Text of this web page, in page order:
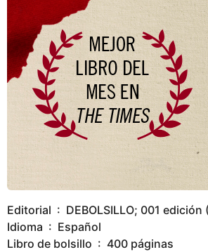
Editorial ‏ : ‎ DEBOLSILLO; 001
Idioma ‏ : ‎ Español
Libro de bolsillo ‏ : ‎ 400 páginas